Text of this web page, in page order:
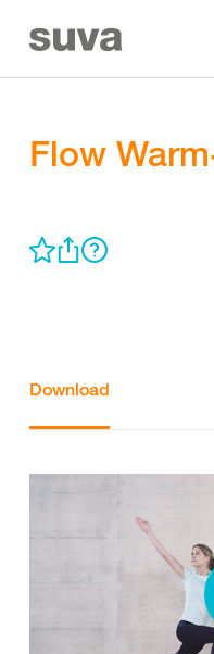
Flow
Download